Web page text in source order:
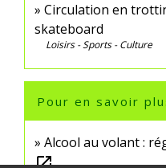
Circulation en
skateboard
Loisirs - Sports - Culture
Pour en savoir
Alcool au volant :
open_in_new